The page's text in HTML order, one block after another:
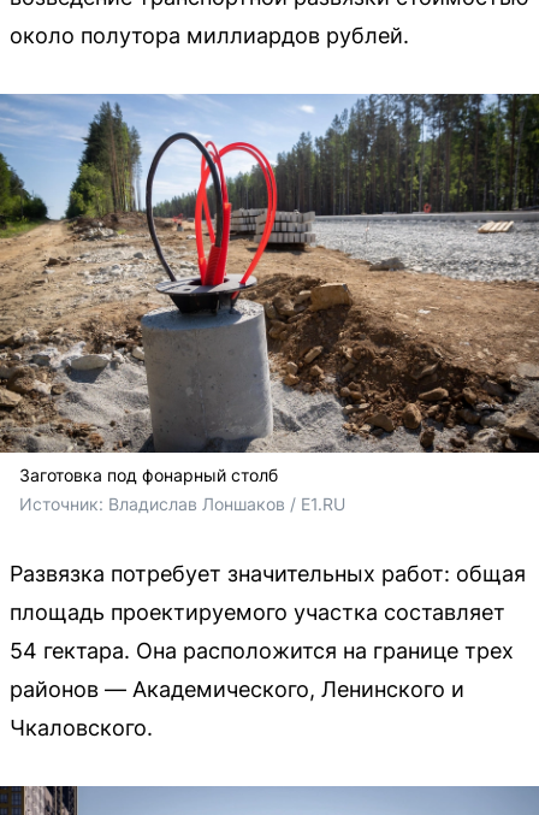
около полутора миллиардов рублей.
Заготовка под фонарный столб
Источник: Владислав Лоншаков / E1.RU
Развязка потребует значительных работ: общая
площадь проектируемого участка составляет
54 гектара. Она расположится на границе трех
районов — Академического, Ленинского и
Чкаловского.